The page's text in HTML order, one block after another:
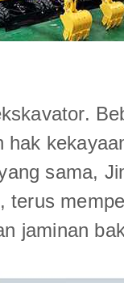
sama,
jaminan